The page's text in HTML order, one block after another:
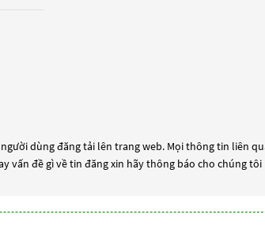
dùng đăng tải lên trang web. Mọi thông tin liên
vấn đề gì về tin đăng xin hãy thông báo cho chúng tôi